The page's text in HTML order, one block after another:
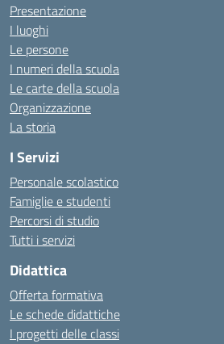
Presentazione
I luoghi
Le persone
I numeri della scuola
Le carte della scuola
Organizzazione
La storia
I Servizi
Personale scolastico
Famiglie e studenti
Percorsi di studio
Tutti i servizi
Didattica
Offerta formativa
Le schede didattiche
I progetti delle classi